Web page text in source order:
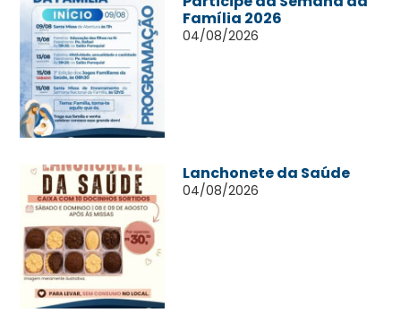
Família 2026
04/08/2026
Lanchonete da Saúde
04/08/2026